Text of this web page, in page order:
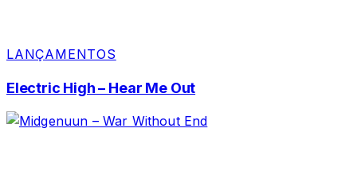
LANÇAMENTOS
Electric High – Hear Me Out